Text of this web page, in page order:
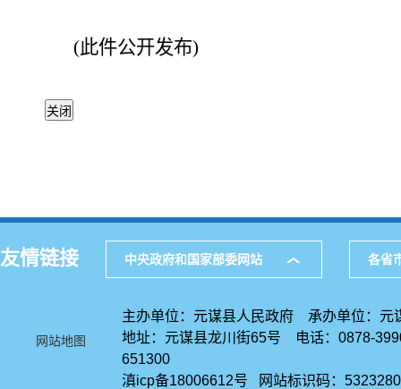
(此件公开发布)
友情链接 中央政府和国家部委网站 各省
网站地图
主办单位：元谋县人民政府 承办单位：元
地址：元谋县龙川街65号 电话：0878-
651300
滇icp备18006612号 网站标识码：